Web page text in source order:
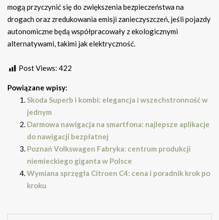
mogą przyczynić się do zwiększenia bezpieczeństwa na
drogach oraz zredukowania emisji zanieczyszczeń, jeśli pojazdy
autonomiczne będą współpracowały z ekologicznymi
alternatywami, takimi jak elektryczność.
Post Views: 422
Powiązane wpisy:
Skoda Superb i kombi: elegancja i wszechstronność w
jednym
Darmowa nawigacja na smartfona: najlepsze aplikacje
do nawigacji bezpłatnej
Poznań Volkswagen Fabryka: centrum produkcji
niemieckiego giganta w Polsce
Wymiana sprzęgła Citroen C4: cena i poradnik krok po
kroku